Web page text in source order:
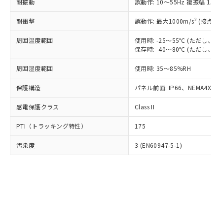
耐振動 誤動作: 10～55Hz 複振幅
耐衝撃 誤動作: 最大1000m/s2 (接点
周囲温度範囲
使用時: -25～55℃ (ただし、氷
保存時: -40～80℃ (ただし、氷
周囲湿度範囲 使用時: 35～85%RH
保護構造 パネル前面: IP66、NEMA4X,
感電保護クラス Class II
PTI（トラッキング特性） 175
汚染度 3 (EN60947-5-1)
正式な納期状況および標準価格はお客
様のお取引先、またはお客様担当のオ
ムロン制御機器販売店・当社販売員に
オムロン制御機器販売店や当社販売拠
販売ネットワーク
」をご確認
在庫状況および標準価格結果を当社の
事前の承諾なく第三者に漏洩または開
示しないようお願いします。
マイパーツ機能（部品リスト作成サー
ビス）をご利用いただくには、I-Web
メンバーズにご登録されている必要が
お客様が当ウェブサイト上で当社にご
但し、RoHS指令で産業用監視および制御機器に対する
適用除外項目は除く。
フタル酸エステル類の４物質については閾値を超える意
図的な使用がないことを確認しています。
部品在庫の切り替え状況などにより、予定
月が前後することがあります。
※3 非含有証明書ダウンロード
DBP(フタル酸ジブチル) : 1000ppm、 DIBP(フタル酸ジ
イソブチル) : 1000ppm、 BBP(フタル酸ブチルベンジ
DEHP(フタル酸ビス(2-エチルヘキシル)) : 1000ppm
準値以下であることを示します。
「10」：通常の使用状況下において有害物
質が外部に漏えいし、環境に深刻な影響を
及ぼさない年数を意味します。
「－」：未確認です。当社販売部門へお問
全に破砕するなど、違法に輸出されな
いよう必要な手段を講じます。
当社は貴社製品を、核兵器、ミサイ
ル、化学兵器、生物兵器またはその他
武器並びにこれらの製造装置等に一切
当社は、貴社製品を第三者に販売する
場合は、上記1、2および3の内容を当
該第三者に通知します。また当社は、
販売先および販売に係わる関係者が違
法に輸出するおそれがある場合は、取
り引きをいたしません。
一定数には満たないが在庫あり
－
在庫なし(最新の在庫状況につ
いては、お客様のお取引先、ま
たはお客様担当のオムロン制御
機器販売店・当社販売員にご確
空
受注生産機種、また在庫状況の
情報を公開していない機種